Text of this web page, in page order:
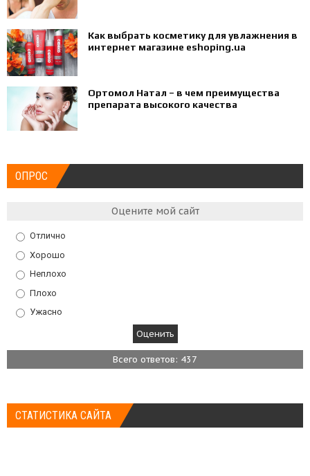
Как выбрать косметику для увлажнения в
интернет магазине eshoping.ua
Ортомол Натал – в чем преимущества
препарата высокого качества
ОПРОС
Оцените мой сайт
Отлично
Хорошо
Неплохо
Плохо
Ужасно
Всего ответов: 437
СТАТИСТИКА САЙТА